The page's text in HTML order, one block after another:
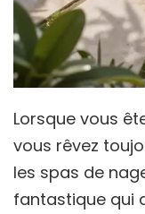
Lorsque vous
vous rêvez
les spas de
fantastique qui